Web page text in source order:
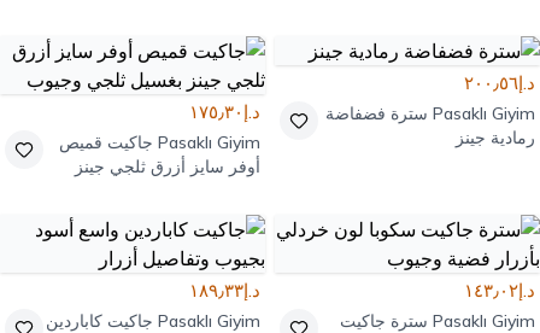
د.إ٢٠٠٫٥٦
Pasaklı Giyim سترة فضفاضة
رمادية جينز
د.إ١٧٥٫٣٠
Pasaklı Giyim جاكيت قميص
أوفر سايز أزرق ثلجي جينز
د.إ١٤٣٫٠٢
Pasaklı Giyim سترة جاكيت
د.إ١٨٩٫٣٣
Pasaklı Giyim جاكيت كاباردين